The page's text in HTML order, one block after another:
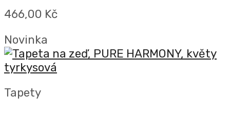
466,00 Kč
Novinka
Tapety